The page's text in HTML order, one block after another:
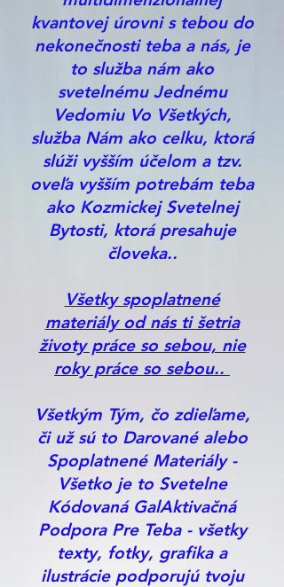
kvantovej úrovni s tebou do
nekonečnosti teba a nás, je
to služba nám ako
svetelnému Jednému
Vedomiu Vo Všetkých,
služba Nám ako celku, ktorá
slúži vyšším účelom a tzv.
oveľa vyšším potrebám teba
ako Kozmickej Svetelnej
Bytosti, ktorá presahuje
človeka..
Všetky spoplatnené
materiály od nás ti šetria
životy práce so sebou, nie
roky práce so sebou..
Všetkým Tým, čo zdieľame,
či už sú to Darované alebo
Spoplatnené Materiály -
Všetko je to Svetelne
Kódovaná GalAktivačná
Podpora Pre Teba - všetky
texty, fotky, grafika a
ilustrácie podporujú tvoju